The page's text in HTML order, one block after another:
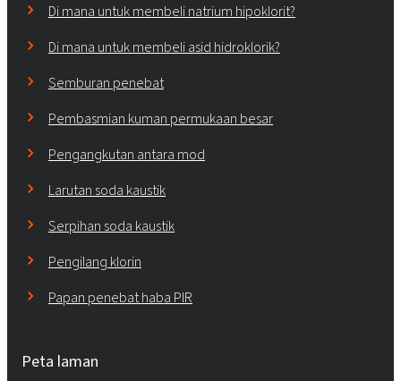
Di mana untuk membeli natrium hipoklorit?
Di mana untuk membeli asid hidroklorik?
Semburan penebat
Pembasmian kuman permukaan besar
Pengangkutan antara mod
Larutan soda kaustik
Serpihan soda kaustik
Pengilang klorin
Papan penebat haba PIR
Peta laman